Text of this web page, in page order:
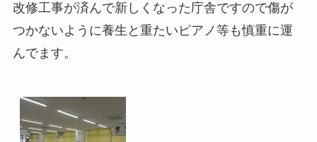
改修工事が済んで新しくなった庁舎ですので傷が
つかないように養生と重たいピアノ等も慎重に運
んでます。